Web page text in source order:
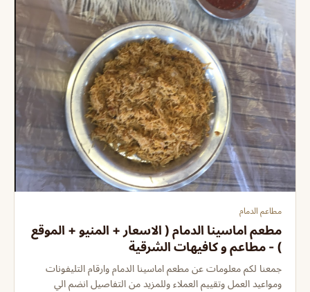
مطاعم الدمام
مطعم اماسينا الدمام ( الاسعار + المنيو + الموقع
) - مطاعم و كافيهات الشرقية
جمعنا لكم معلومات عن مطعم اماسينا الدمام وارقام التليفونات
ومواعيد العمل وتقييم العملاء وللمزيد من التفاصيل انضم الي